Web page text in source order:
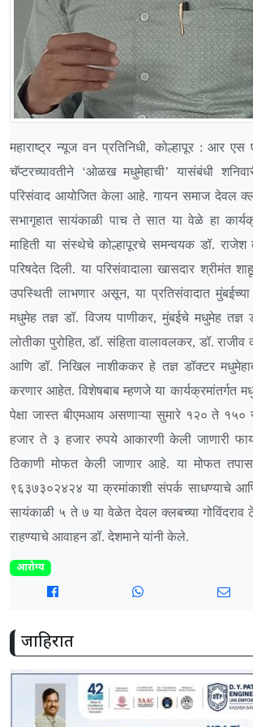
महाराष्ट्र न्यूज वन प्रतिनिधी, कोल्हापूर : आर
चॅप्टरच्यावतीने ‘ओळख मधुमेहाची’ यासंबंधी
परिसंवाद आयोजित केला आहे. गायन समाज देवल
सभागृहात सायंकाळी पाच ते सात या वेळे हा
माहिती या संस्थेचे कोल्हापूरचे समन्वयक डॉ. राजेश
परिषदेत दिली. या परिसंवादाला खासदार श्रीमंत
उपस्थिती लाभणार असून, या प्रतिसंवादात
मधुमेह तज्ञ डॉ. विजय पाणीकर, मुंबईचे मधुमेह तज्ञ
लोतीका पुरोहित, डॉ. संहिता वालावलकर, डॉ.
आणि डॉ. निखिल नाशीककर हे तज्ञ डॉक्टर
करणार आहेत. विशेषबाब म्हणजे या कार्यक्रमांतर्गत
पेक्षा जास्त बीएमआय असणाऱ्या सुमारे १२० ते १५०
हजार ते ३ हजार रुपये आकारणी केली जाणारी
ठिकाणी मोफत केली जाणार आहे. या मोफत
९६३७३०२४२४ या क्रमांकाशी संपर्क साधण्याचे
सायंकाळी ५ ते ७ या वेळेत देवल क्लबच्या गोविंदराव
राहण्याचे आवाहन डॉ. देशमाने यांनी केले.
आरोग्य
जाहिरात